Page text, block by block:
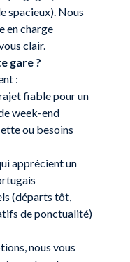
spacieux). Nous
en charge
clair.
gare ?
:
fiable pour un
week-end
ou besoins
apprécient un
(départs tôt,
de ponctualité)
nous vous